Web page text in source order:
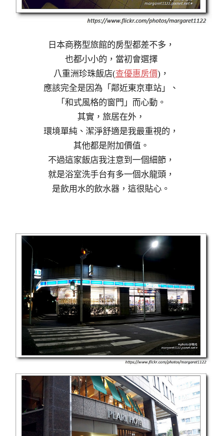
日本商務型旅館的房型都差不多，
也都小小的，當初會選擇
八重洲珍珠飯店(查優惠房價)，
應該完全是因為「鄰近東京車站」、
「和式風格的窗門」而心動。
其實，旅居在外，
環境單純、潔淨舒適是我最重視的，
其他都是附加價值。
不過這家飯店我注意到一個細節，
就是浴室洗手台有多一個水龍頭，
是飲用水的飲水器，這很貼心。